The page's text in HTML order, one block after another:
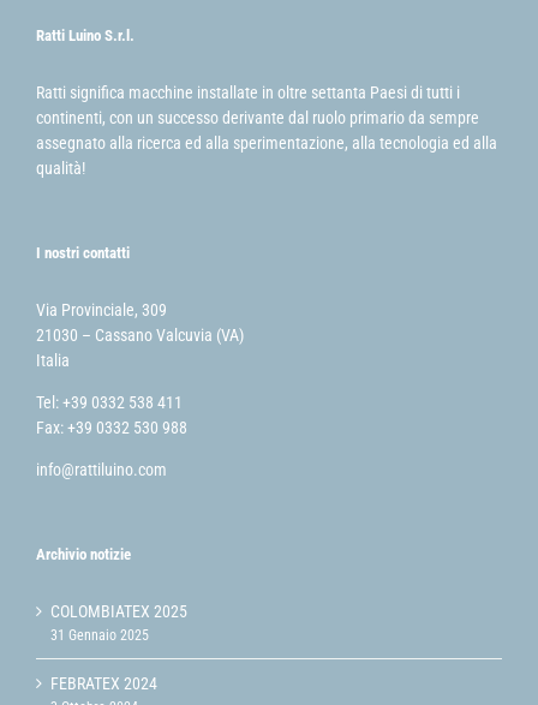
Ratti Luino S.r.l.
Ratti significa macchine installate in oltre settanta Paesi di tutti i
continenti, con un successo derivante dal ruolo primario da sempre
assegnato alla ricerca ed alla sperimentazione, alla tecnologia ed alla
qualità!
I nostri contatti
Via Provinciale, 309
21030 – Cassano Valcuvia (VA)
Italia
Tel: +39 0332 538 411
Fax: +39 0332 530 988
info@rattiluino.com
Archivio notizie
COLOMBIATEX 2025
31 Gennaio 2025
FEBRATEX 2024